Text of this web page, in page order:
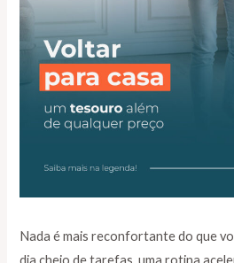
Nada é mais reconfortante do que
dia cheio de tarefas, uma rotina